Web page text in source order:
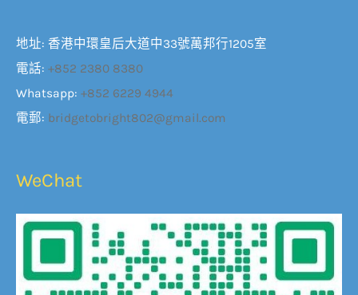
地址: 香港中環皇后大道中33號萬邦行1205室
電話: +852 2380 8380
Whatsapp: +852 6229 4944
電郵: bridgetobright802@gmail.com
WeChat